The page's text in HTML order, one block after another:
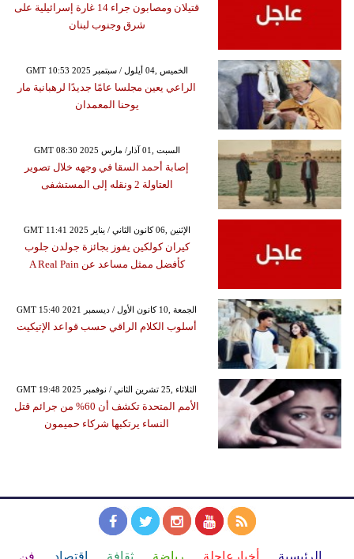
قتيلان ومصابون جراء 14 غارة إسرائيلية على
شرق وجنوب لبنان
GMT 10:53 2025 الخميس ,04 أيلول / سبتمبر
الراعي يعين مجلسا عامًا جديدًا لرهبانية مار
يوحنا المعمدان
GMT 08:30 2025 السبت ,01 آذار/ مارس
إصابة أحمد السقا في وجهه خلال تصوير
العتاولة 2 ونقله إلى المستشفى
GMT 11:41 2025 الإثنين ,06 كانون الثاني / يناير
كيران كولكين يفوز بجائزة جولدن جلوب
كأفضل ممثل مساعد عن A Real Pain
GMT 15:40 2021 الجمعة ,10 كانون الأول / ديسمبر
أسلوب الكلام الراقي حسب قواعد الإتيكيت
GMT 19:48 2025 الثلاثاء ,25 تشرين الثاني / نوفمبر
الأمم المتحدة تكشف أن 60% من جرائم قتل
النساء يرتكبها شركاء حميمون
الرئيسية أخبارعاجلة رياضة ثقافة إقتصاد فن